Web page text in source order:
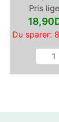
Pris
Du sparer: